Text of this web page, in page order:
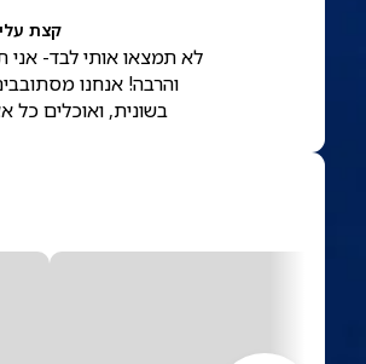
קצת
לא תמצאו אותי לבד- אני
והרבה! אנחנו
בשונית, ואוכלים כל